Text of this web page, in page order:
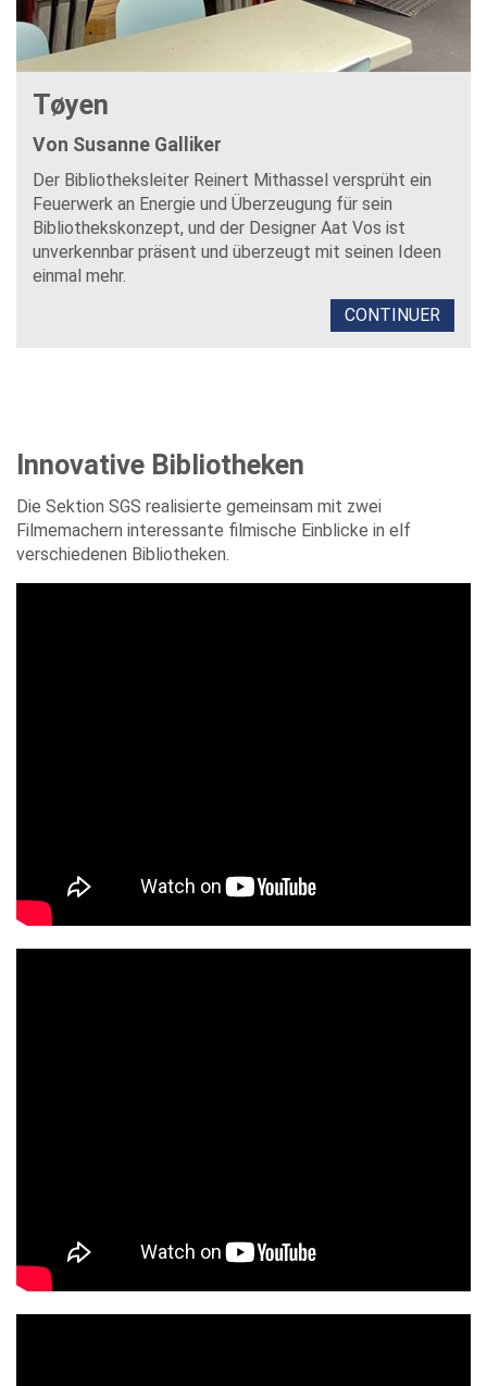
Tøyen
Von Susanne Galliker
Der Bibliotheksleiter Reinert Mithassel versprüht ein
Feuerwerk an Energie und Überzeugung für sein
Bibliothekskonzept, und der Designer Aat Vos ist
unverkennbar präsent und überzeugt mit seinen Ideen
einmal mehr.
CONTINUER
Innovative Bibliotheken
Die Sektion SGS realisierte gemeinsam mit zwei
Filmemachern interessante filmische Einblicke in elf
verschiedenen Bibliotheken.